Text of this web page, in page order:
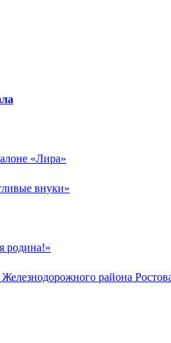
«Лира»
внуки»
родина!»
района